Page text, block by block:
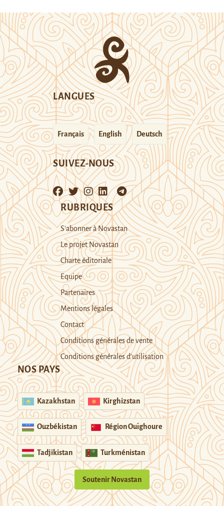
LANGUES
Français English Deutsch
SUIVEZ-NOUS
RUBRIQUES
S’abonner à Novastan
Le projet Novastan
Charte éditoriale
Equipe
Partenaires
Mentions légales
Contact
Conditions générales de vente
Conditions générales d’utilisation
NOS PAYS
Kazakhstan Kirghizstan
Ouzbékistan Région Ouïghoure
Tadjikistan Turkménistan
Soutenir Novastan